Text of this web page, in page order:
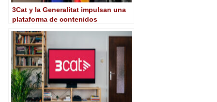
3Cat y la Generalitat impulsan una
plataforma de contenidos